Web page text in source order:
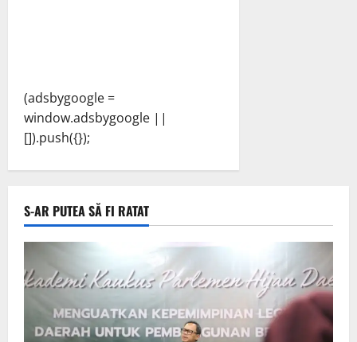
(adsbygoogle =
window.adsbygoogle ||
[]).push({});
S-AR PUTEA SĂ FI RATAT